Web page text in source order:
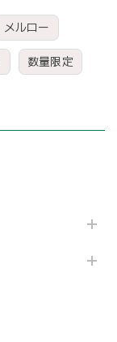
メルロー
数量限定